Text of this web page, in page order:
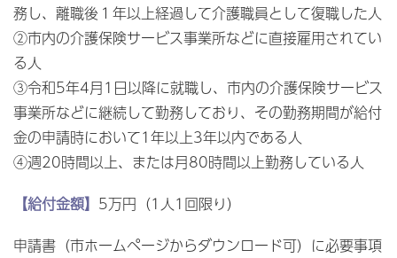
務し、離職後１年以上経過して介護職員として復職した人
②市内の介護保険サービス事業所などに直接雇用されてい
る人
③令和5年4月1日以降に就職し、市内の介護保険サービス
事業所などに継続して勤務しており、その勤務期間が給付
金の申請時において1年以上3年以内である人
④週20時間以上、または月80時間以上勤務している人
【給付金額】 5万円（1人1回限り）
申請書（市ホームページからダウンロード可）に必要事項